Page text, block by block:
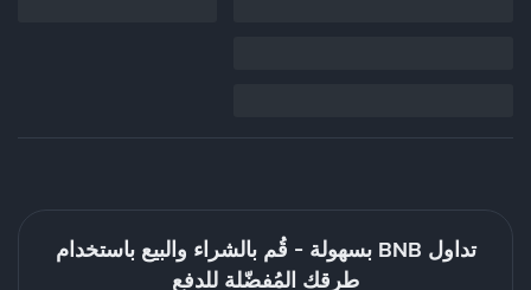
تداول BNB بسهولة - قُم بالشراء والبيع باستخدام
طرقك المُفضّلة للدفع